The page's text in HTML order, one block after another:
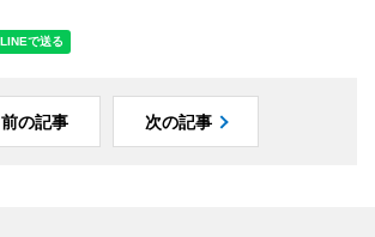
前の記事 次の記事